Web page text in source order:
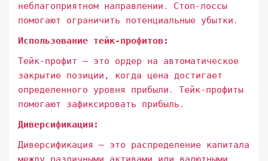
неблагоприятном направлении․ Стоп-лоссы
помогают ограничить потенциальные убытки․
Использование тейк-профитов:
Тейк-профит – это ордер на автоматическое
закрытие позиции, когда цена достигает
определенного уровня прибыли․ Тейк-профиты
помогают зафиксировать прибыль․
Диверсификация:
Диверсификация – это распределение капитала